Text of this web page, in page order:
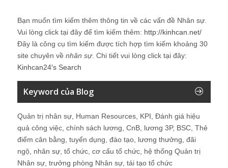
Bạn muốn tìm kiếm thêm thông tin về các vấn đề Nhân sự
Vui lòng click tại đây để tìm kiếm thêm: http://kinhcan.net/
Đây là công cụ tìm kiếm được tích hợp tìm kiếm khoảng 30
site chuyên về nhân sự. Chi tiết vui lòng click tại đây:
Kinhcan24′s Search
Keyword của Blog
Quản trị nhân sự, Human Resources, KPI, Đánh giá hiệu
quả công việc, chính sách lương, CnB, lương 3P, BSC, Thẻ
điểm cân bằng, tuyển dụng, đào tạo, lương thưởng, đãi
ngộ, nhân sự, tổ chức, cơ cấu tổ chức, hệ thống Quản trị
Nhân sự, trưởng phòng Nhân sự, tái tạo tổ chức